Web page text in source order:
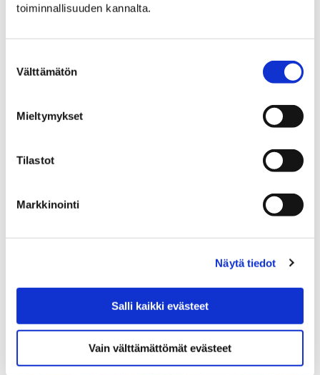
toiminnallisuuden kannalta.
valinta
Välttämätön
Mieltymykset
Tilastot
Markkinointi
Näytä tiedot
Salli kaikki evästeet
Vain välttämättömät evästeet
Yrittäjäksi museokahviloihin? – osallistu
Etelärannan museokahviloille uutta, yhteistä yrittäjää.
Kokemäenjoen rannalla osana…